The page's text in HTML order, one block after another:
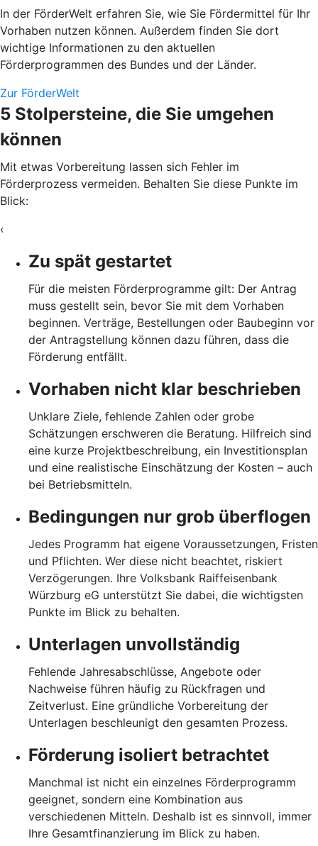
In der FörderWelt erfahren Sie, wie Sie Fördermittel für Ihr
Vorhaben nutzen können. Außerdem finden Sie dort
wichtige Informationen zu den aktuellen
Förderprogrammen des Bundes und der Länder.
Zur FörderWelt
5 Stolpersteine, die Sie umgehen
können
Mit etwas Vorbereitung lassen sich Fehler im
Förderprozess vermeiden. Behalten Sie diese Punkte im
Blick:
‹
Zu spät gestartet
Für die meisten Förderprogramme gilt: Der Antrag
muss gestellt sein, bevor Sie mit dem Vorhaben
beginnen. Verträge, Bestellungen oder Baubeginn vor
der Antragstellung können dazu führen, dass die
Förderung entfällt.
Vorhaben nicht klar beschrieben
Unklare Ziele, fehlende Zahlen oder grobe
Schätzungen erschweren die Beratung. Hilfreich sind
eine kurze Projektbeschreibung, ein Investitionsplan
und eine realistische Einschätzung der Kosten – auch
bei Betriebsmitteln.
Bedingungen nur grob überflogen
Jedes Programm hat eigene Voraussetzungen, Fristen
und Pflichten. Wer diese nicht beachtet, riskiert
Verzögerungen. Ihre Volksbank Raiffeisenbank
Würzburg eG unterstützt Sie dabei, die wichtigsten
Punkte im Blick zu behalten.
Unterlagen unvollständig
Fehlende Jahresabschlüsse, Angebote oder
Nachweise führen häufig zu Rückfragen und
Zeitverlust. Eine gründliche Vorbereitung der
Unterlagen beschleunigt den gesamten Prozess.
Förderung isoliert betrachtet
Manchmal ist nicht ein einzelnes Förderprogramm
geeignet, sondern eine Kombination aus
verschiedenen Mitteln. Deshalb ist es sinnvoll, immer
Ihre Gesamtfinanzierung im Blick zu haben.